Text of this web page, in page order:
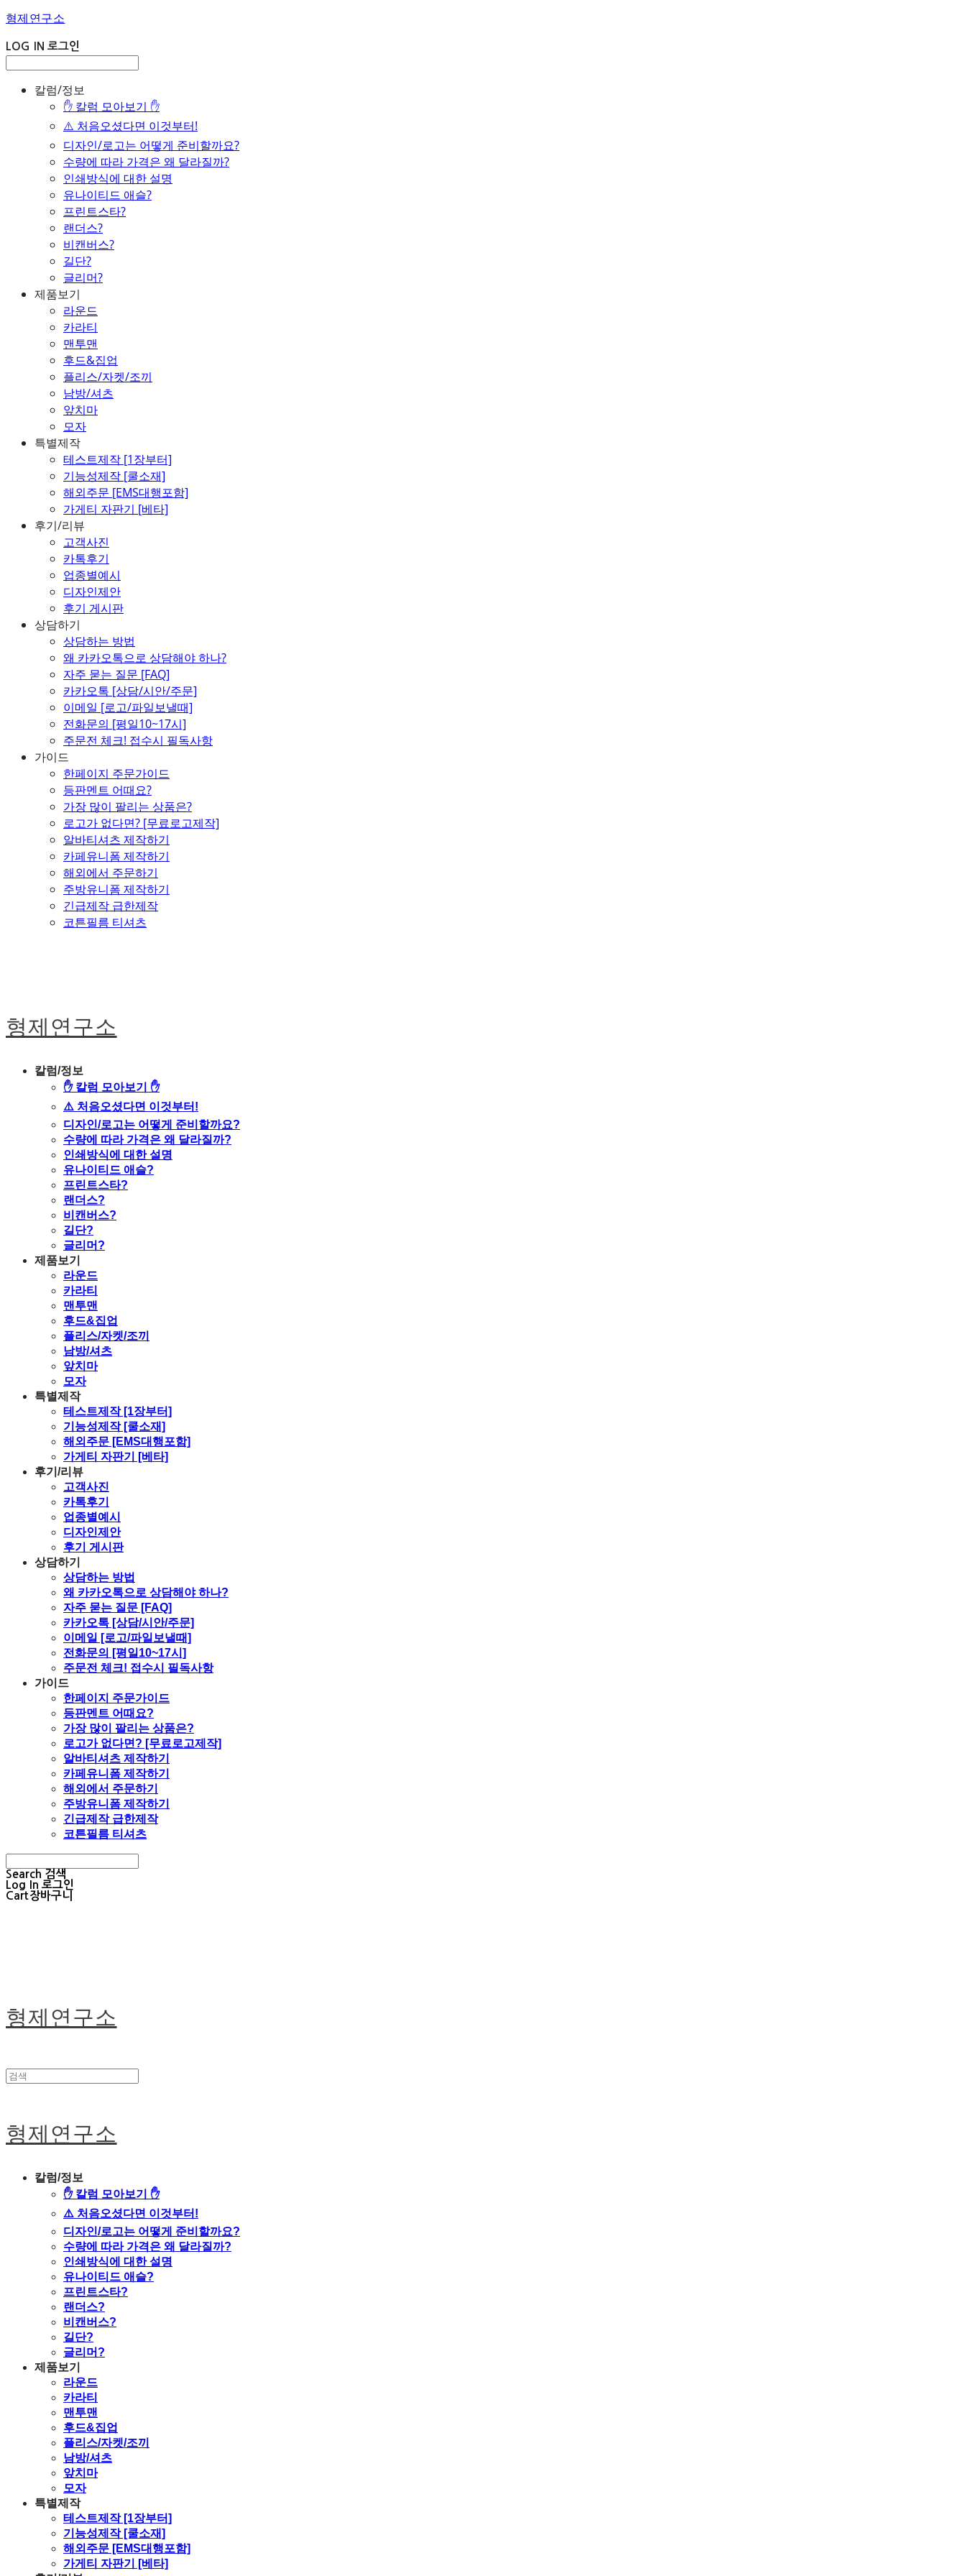
형제연구소
LOG IN 로그인
칼럼/정보
✋ 칼럼 모아보기 ✋
⚠️ 처음오셨다면 이것부터!
디자인/로고는 어떻게 준비할까요?
수량에 따라 가격은 왜 달라질까?
인쇄방식에 대한 설명
유나이티드 애슬?
프린트스타?
랜더스?
비캔버스?
길단?
글리머?
제품보기
라운드
카라티
맨투맨
후드&집업
플리스/자켓/조끼
남방/셔츠
앞치마
모자
특별제작
테스트제작 [1장부터]
기능성제작 [쿨소재]
해외주문 [EMS대행포함]
가게티 자판기 [베타]
후기/리뷰
고객사진
카톡후기
업종별예시
디자인제안
후기 게시판
상담하기
상담하는 방법
왜 카카오톡으로 상담해야 하나?
자주 묻는 질문 [FAQ]
카카오톡 [상담/시안/주문]
이메일 [로고/파일보낼때]
전화문의 [평일10~17시]
주문전 체크! 접수시 필독사항
가이드
한페이지 주문가이드
등판멘트 어때요?
가장 많이 팔리는 상품은?
로고가 없다면? [무료로고제작]
알바티셔츠 제작하기
카페유니폼 제작하기
해외에서 주문하기
주방유니폼 제작하기
긴급제작 급한제작
코튼필름 티셔츠
형제연구소
칼럼/정보
✋ 칼럼 모아보기 ✋
⚠️ 처음오셨다면 이것부터!
디자인/로고는 어떻게 준비할까요?
수량에 따라 가격은 왜 달라질까?
인쇄방식에 대한 설명
유나이티드 애슬?
프린트스타?
랜더스?
비캔버스?
길단?
글리머?
제품보기
라운드
카라티
맨투맨
후드&집업
플리스/자켓/조끼
남방/셔츠
앞치마
모자
특별제작
테스트제작 [1장부터]
기능성제작 [쿨소재]
해외주문 [EMS대행포함]
가게티 자판기 [베타]
후기/리뷰
고객사진
카톡후기
업종별예시
디자인제안
후기 게시판
상담하기
상담하는 방법
왜 카카오톡으로 상담해야 하나?
자주 묻는 질문 [FAQ]
카카오톡 [상담/시안/주문]
이메일 [로고/파일보낼때]
전화문의 [평일10~17시]
주문전 체크! 접수시 필독사항
가이드
한페이지 주문가이드
등판멘트 어때요?
가장 많이 팔리는 상품은?
로고가 없다면? [무료로고제작]
알바티셔츠 제작하기
카페유니폼 제작하기
해외에서 주문하기
주방유니폼 제작하기
긴급제작 급한제작
코튼필름 티셔츠
Search 검색
Log In 로그인
Cart장바구니
형제연구소
형제연구소
칼럼/정보
✋ 칼럼 모아보기 ✋
⚠️ 처음오셨다면 이것부터!
디자인/로고는 어떻게 준비할까요?
수량에 따라 가격은 왜 달라질까?
인쇄방식에 대한 설명
유나이티드 애슬?
프린트스타?
랜더스?
비캔버스?
길단?
글리머?
제품보기
라운드
카라티
맨투맨
후드&집업
플리스/자켓/조끼
남방/셔츠
앞치마
모자
특별제작
테스트제작 [1장부터]
기능성제작 [쿨소재]
해외주문 [EMS대행포함]
가게티 자판기 [베타]